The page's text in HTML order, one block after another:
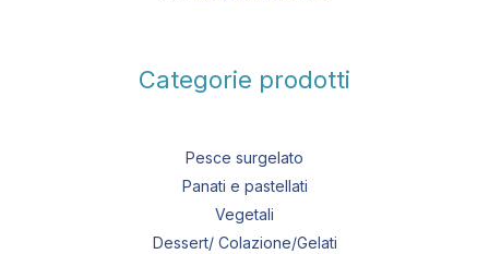
Categorie prodotti
Pesce surgelato
Panati e pastellati
Vegetali
Dessert/ Colazione/Gelati